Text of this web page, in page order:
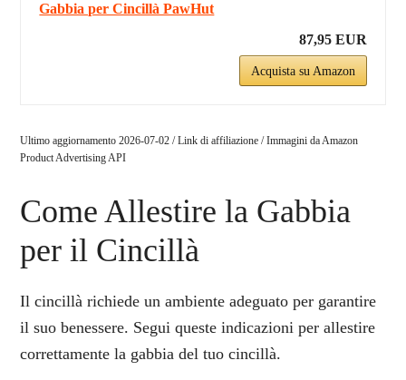
Gabbia per Cincillà PawHut
87,95 EUR
Acquista su Amazon
Ultimo aggiornamento 2026-07-02 / Link di affiliazione / Immagini da Amazon
Product Advertising API
Come Allestire la Gabbia
per il Cincillà
Il cincillà richiede un ambiente adeguato per garantire
il suo benessere. Segui queste indicazioni per allestire
correttamente la gabbia del tuo cincillà.